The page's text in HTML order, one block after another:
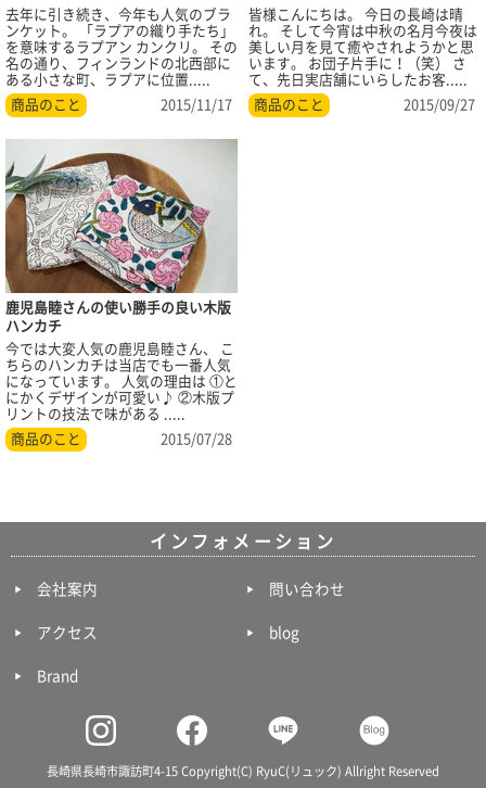
去年に引き続き、今年も人気のブラ
ンケット。 「ラプアの織り手たち」
を意味するラプアン カンクリ。 その
名の通り、フィンランドの北西部に
ある小さな町、ラプアに位置.....
商品のこと
2015/11/17
皆様こんにちは。 今日の長崎は晴
れ。 そして今宵は中秋の名月今夜は
美しい月を見て癒やされようかと思
います。 お団子片手に！（笑） さ
て、先日実店舗にいらしたお客.....
商品のこと
2015/09/27
鹿児島睦さんの使い勝手の良い木版
ハンカチ
今では大変人気の鹿児島睦さん、 こ
ちらのハンカチは当店でも一番人気
になっています。 人気の理由は ①と
にかくデザインが可愛い♪ ②木版プ
リントの技法で味がある .....
商品のこと
2015/07/28
インフォメーション
会社案内 問い合わせ
アクセス blog
Brand
長崎県長崎市諏訪町4-15 Copyright(C) RyuC(リュック) Allright Reserved